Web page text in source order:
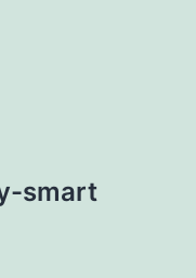
smart